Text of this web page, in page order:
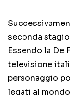
seconda
Essendo la De
televisione
personaggio
legati al